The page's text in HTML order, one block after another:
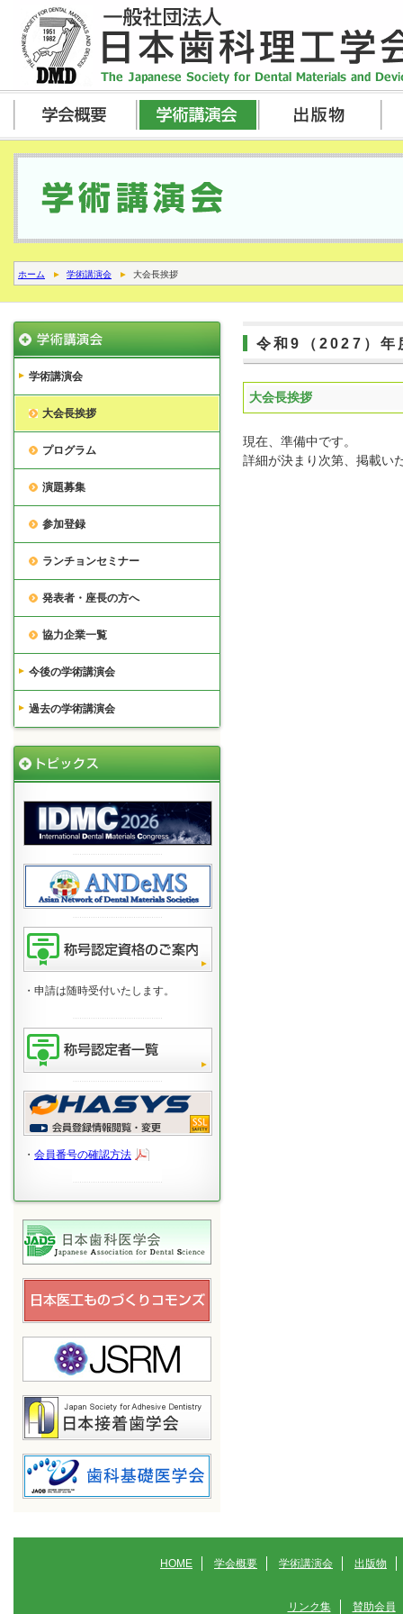
ホーム 学術講演会 大会長挨拶
令和9（2027）年
大会長挨拶
現在、準備中です。
詳細が決まり次第、掲載い
学術講演会
大会長挨拶
プログラム
演題募集
参加登録
ランチョンセミナー
発表者・座長の方へ
協力企業一覧
今後の学術講演会
過去の学術講演会
・申請は随時受付いたします。
・ 会員番号の確認方法
HOME 学会概要 学術講演会 出版物
リンク集 賛助会員